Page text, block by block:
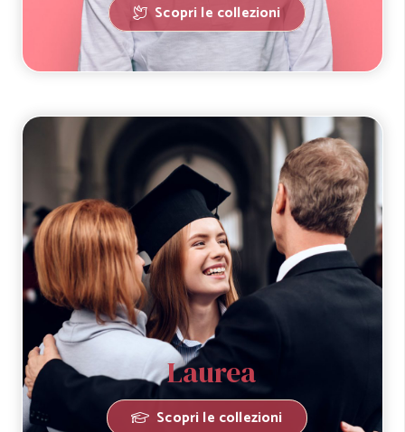
Scopri le collezioni
Laurea
Scopri le collezioni